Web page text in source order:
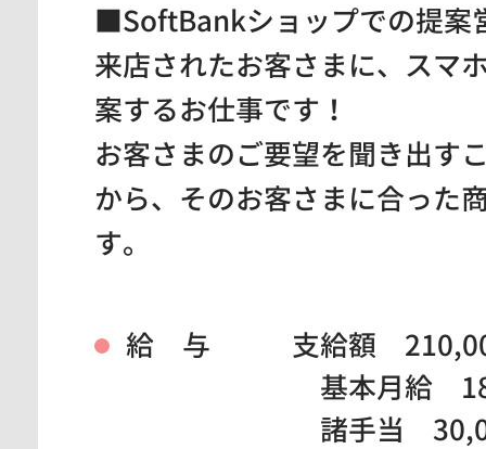
■SoftBankショップでの提案
来店されたお客さまに、スマ
案するお仕事です！
お客さまのご要望を聞き出す
から、そのお客さまに合った
す。
給 与
支給額
基本月給
諸手当